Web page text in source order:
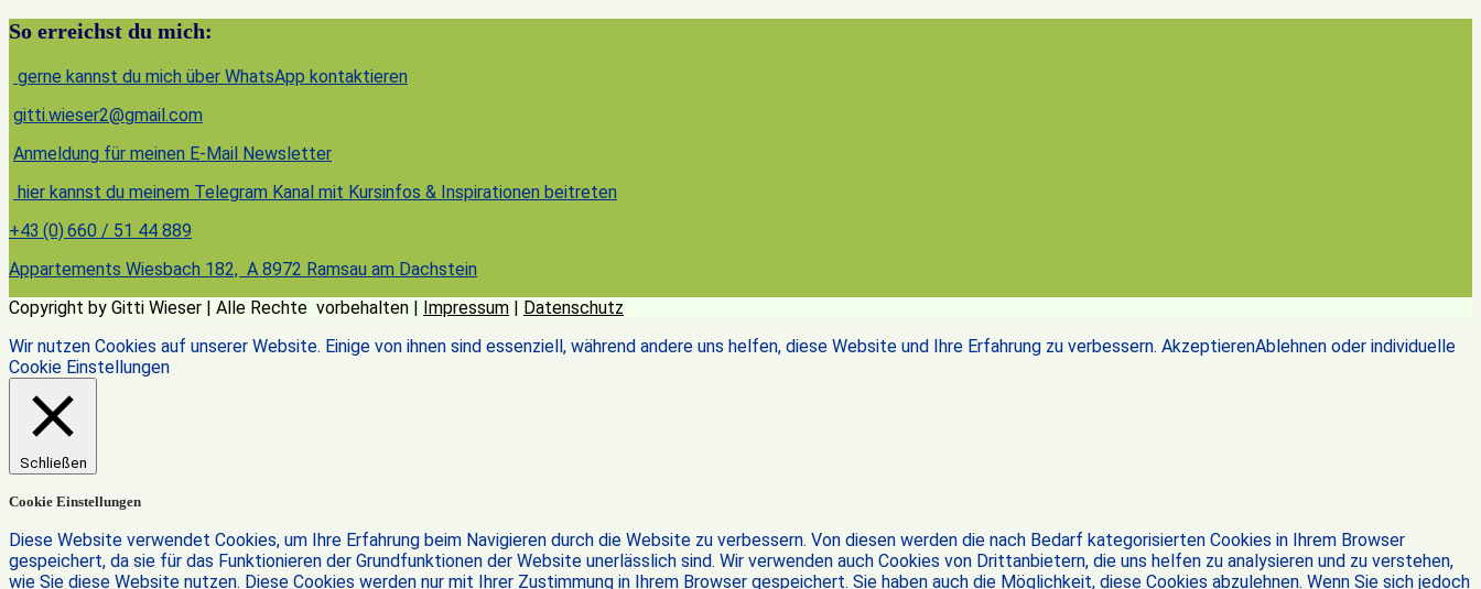
So erreichst du mich:
gerne kannst du mich über WhatsApp kontaktieren
gitti.wieser2@gmail.com
Anmeldung für meinen E-Mail Newsletter
hier kannst du meinem Telegram Kanal mit Kursinfos & Inspirationen beitreten
+43 (0) 660 / 51 44 889
Appartements Wiesbach 182, A 8972 Ramsau am Dachstein
Copyright by Gitti Wieser | Alle Rechte vorbehalten | Impressum | Datenschutz
Wir nutzen Cookies auf unserer Website. Einige von ihnen sind essenziell, während andere uns helfen, diese Website und Ihre Erfahrung zu verbessern. AkzeptierenAblehnen oder individuelle
Cookie Einstellungen
Schließen
Cookie Einstellungen
Diese Website verwendet Cookies, um Ihre Erfahrung beim Navigieren durch die Website zu verbessern. Von diesen werden die nach Bedarf kategorisierten Cookies in Ihrem Browser
gespeichert, da sie für das Funktionieren der Grundfunktionen der Website unerlässlich sind. Wir verwenden auch Cookies von Drittanbietern, die uns helfen zu analysieren und zu verstehen,
wie Sie diese Website nutzen. Diese Cookies werden nur mit Ihrer Zustimmung in Ihrem Browser gespeichert. Sie haben auch die Möglichkeit, diese Cookies abzulehnen. Wenn Sie sich jedoch